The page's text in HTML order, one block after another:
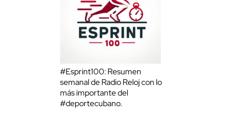
#Esprint100: Resumen
semanal de Radio Reloj con lo
más importante del
#deportecubano.